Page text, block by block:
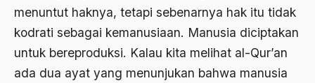
menuntut haknya, tetapi sebenarnya hak itu tidak
kodrati sebagai kemanusiaan. Manusia diciptakan
untuk bereproduksi. Kalau kita melihat al-Qur’an
ada dua ayat yang menunjukan bahwa manusia
Beragama Secara Inklusif
Berdzikir
Berita